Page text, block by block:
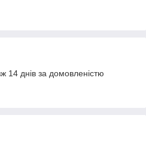
14 днів за домовленістю